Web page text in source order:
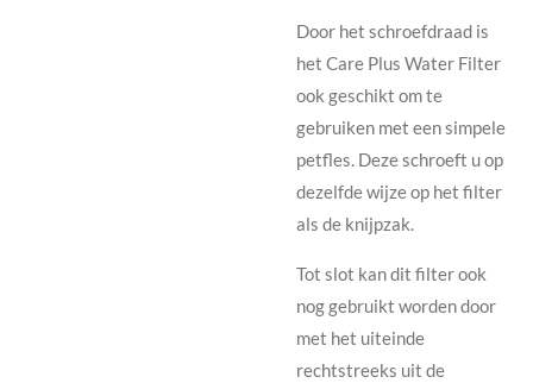
Door het schroefdraad is
het Care Plus Water Filter
ook geschikt om te
gebruiken met een simpele
petfles. Deze schroeft u op
dezelfde wijze op het filter
als de knijpzak.
Tot slot kan dit filter ook
nog gebruikt worden door
met het uiteinde
rechtstreeks uit de